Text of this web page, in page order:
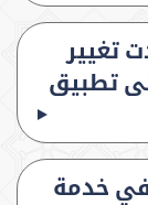
تغيير
تطبيق
خدمة